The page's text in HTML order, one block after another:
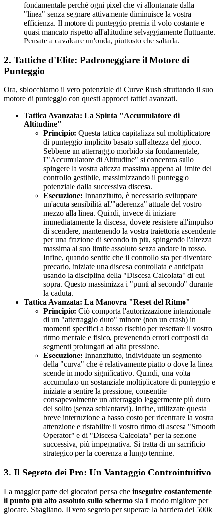
fondamentale perché ogni pixel che vi allontanate dalla
"linea" senza segnare attivamente diminuisce la vostra
efficienza. Il motore di punteggio premia il volo costante e
quasi mancato rispetto all'altitudine selvaggiamente fluttuante.
Pensate a cavalcare un'onda, piuttosto che saltarla.
2. Tattiche d'Elite: Padroneggiare il Motore di
Punteggio
Ora, sblocchiamo il vero potenziale di Curve Rush sfruttando il suo
motore di punteggio con questi approcci tattici avanzati.
Tattica Avanzata: La Spinta "Accumulatore di
Altitudine"
Principio: Questa tattica capitalizza sul moltiplicatore
di punteggio implicito basato sull'altezza del gioco.
Sebbene un atterraggio morbido sia fondamentale,
l'"Accumulatore di Altitudine" si concentra sullo
spingere la vostra altezza massima appena al limite del
controllo gestibile, massimizzando il punteggio
potenziale dalla successiva discesa.
Esecuzione: Innanzitutto, è necessario sviluppare
un'acuta sensibilità all'"aderenza" attuale del vostro
mezzo alla linea. Quindi, invece di iniziare
immediatamente la discesa, dovete resistere all'impulso
di scendere, mantenendo la vostra traiettoria ascendente
per una frazione di secondo in più, spingendo l'altezza
massima al suo limite assoluto senza andare in rosso.
Infine, quando sentite che il controllo sta per diventare
precario, iniziate una discesa controllata e anticipata
usando la disciplina della "Discesa Calcolata" di cui
sopra. Questo massimizza i "punti al secondo" durante
la caduta.
Tattica Avanzata: La Manovra "Reset del Ritmo"
Principio: Ciò comporta l'autorizzazione intenzionale
di un "atterraggio duro" minore (non un crash) in
momenti specifici a basso rischio per resettare il vostro
ritmo mentale e fisico, prevenendo errori composti da
segmenti prolungati ad alta pressione.
Esecuzione: Innanzitutto, individuate un segmento
della "curva" che è relativamente piatto o dove la linea
scende in modo significativo. Quindi, una volta
accumulato un sostanziale moltiplicatore di punteggio e
iniziate a sentire la pressione, consentite
consapevolmente un atterraggio leggermente più duro
del solito (senza schiantarvi). Infine, utilizzate questa
breve interruzione a basso costo per ricentrare la vostra
attenzione e ristabilire il vostro ritmo di ascesa "Smooth
Operator" e di "Discesa Calcolata" per la sezione
successiva, più impegnativa. Si tratta di un sacrificio
strategico per la coerenza a lungo termine.
3. Il Segreto dei Pro: Un Vantaggio Controintuitivo
La maggior parte dei giocatori pensa che inseguire costantemente
il punto più alto assoluto sullo schermo sia il modo migliore per
giocare. Sbagliano. Il vero segreto per superare la barriera dei 500k